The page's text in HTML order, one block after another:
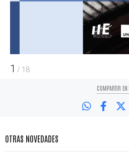
1 / 18
COMPARTIR EN:
OTRAS NOVEDADES